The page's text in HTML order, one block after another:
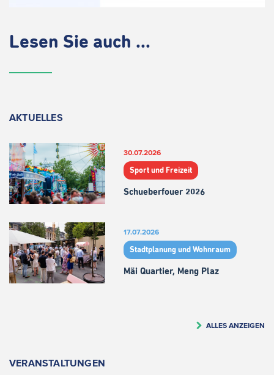
Lesen Sie auch ...
AKTUELLES
30.07.2026
Sport und Freizeit
Schueberfouer 2026
17.07.2026
Stadtplanung und Wohnraum
Mäi Quartier, Meng Plaz
ALLES ANZEIGEN
VERANSTALTUNGEN